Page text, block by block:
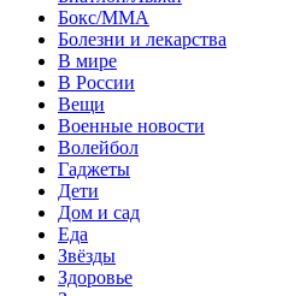
Бокс/MMA
Болезни и лекарства
В мире
В России
Вещи
Военные новости
Волейбол
Гаджеты
Дети
Дом и сад
Еда
Звёзды
Здоровье